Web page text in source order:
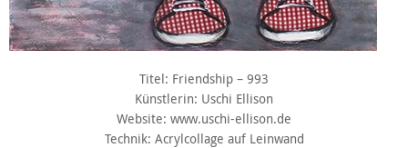
Titel: Friendship – 993
Künstlerin: Uschi Ellison
Website: www.uschi-ellison.de
Technik: Acrylcollage auf Leinwand